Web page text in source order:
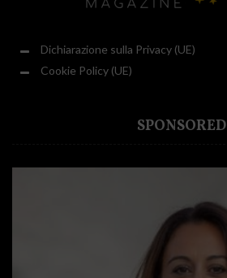
Dichiarazione sulla Privacy (UE)
Cookie Policy (UE)
SPONSORED